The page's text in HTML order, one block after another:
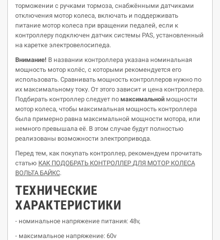
торможении с ручками тормоза, снабжёнными датчиками
отключения мотор колеса, включать и поддерживать
питание мотор колеса при вращении педалей, если к
контроллеру подключен датчик системы PAS, установленный
на каретке электровелосипеда.
Внимание! В названии контроллера указана номинальная
мощность мотор колёс, с которыми рекомендуется его
использовать. Сравнивать мощность контроллеров нужно по
их максимальному току. От этого зависит и цена контроллера.
Подбирать контроллер следует по максимальной мощности
мотор колеса, чтобы максимальная мощность контроллера
была примерно равна максимальной мощности мотора, или
немного превышала её. В этом случае будут полностью
реализованы возможности электропривода.
Перед тем, как покупать контроллер, рекомендуем прочитать
статью КАК ПОДОБРАТЬ КОНТРОЛЛЕР ДЛЯ МОТОР КОЛЕСА
ВОЛЬТА БАЙКС.
ТЕХНИЧЕСКИЕ
ХАРАКТЕРИСТИКИ
- номинальное напряжение питания: 48v,
- максимальное напряжение: 60v